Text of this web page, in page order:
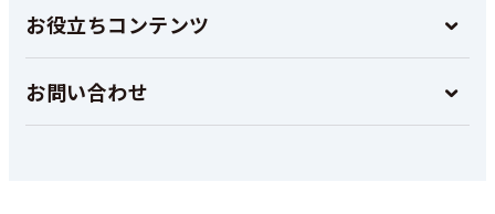
お役立ちコンテンツ
お問い合わせ